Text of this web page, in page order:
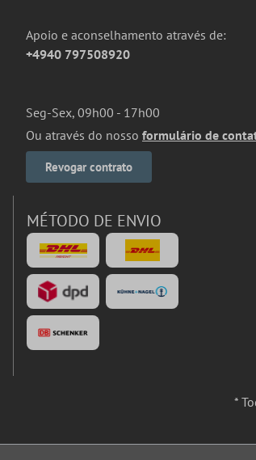
Apoio e aconselhamento através de:
+4940 797508920
Seg-Sex, 09h00 - 17h00
Ou através do nosso formulário de
Revogar contrato
MÉTODO DE ENVIO
*